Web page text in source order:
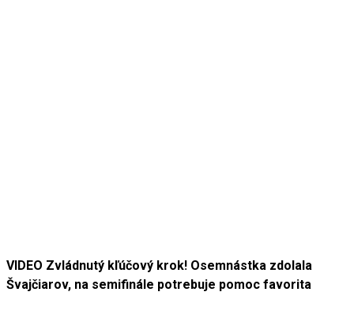
VIDEO Zvládnutý kľúčový krok! Osemnástka zdolala
Švajčiarov, na semifinále potrebuje pomoc favorita